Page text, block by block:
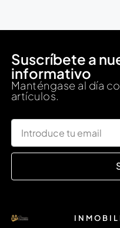
Suscríbete a
informativo
Manténgase al día
artículos.